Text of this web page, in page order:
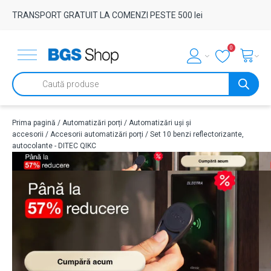
TRANSPORT GRATUIT LA COMENZI PESTE 500 lei
0
Products
search
Prima pagină / Automatizări porți / Automatizări uși și
accesorii / Accesorii automatizări porți / Set 10 benzi reflectorizante,
autocolante - DITEC QIKC